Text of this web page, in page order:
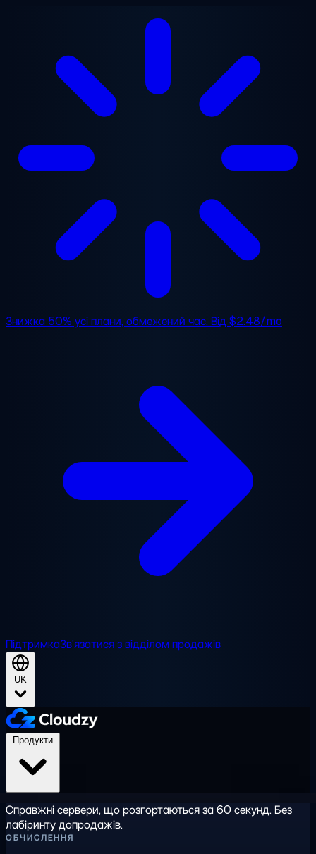
Знижка 50% усі плани, обмежений час. Від$2.48/mo
ПідтримкаЗв'язатися з відділом продажів
UK
Справжні сервери, що розгортаються за 60 секунд. Без
лабіринту допродажів.
ОБЧИСЛЕННЯ